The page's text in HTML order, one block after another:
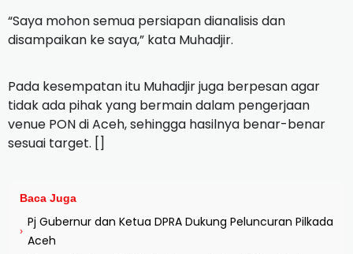
“Saya mohon semua persiapan dianalisis dan
disampaikan ke saya,” kata Muhadjir.
Pada kesempatan itu Muhadjir juga berpesan agar
tidak ada pihak yang bermain dalam pengerjaan
venue PON di Aceh, sehingga hasilnya benar-benar
sesuai target. []
Baca Juga
›
Pj Gubernur dan Ketua DPRA Dukung Peluncuran Pilkada
Aceh